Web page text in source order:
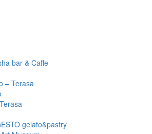
bar & Caffe
– Terasa
gelato&pastry